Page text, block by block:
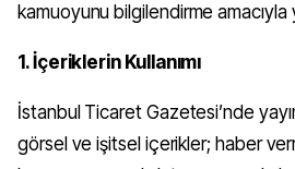
kamuoyunu bilgilendirme amacıyla
1. İçeriklerin Kullanımı
İstanbul Ticaret Gazetesi’nde
görsel ve işitsel içerikler; haber